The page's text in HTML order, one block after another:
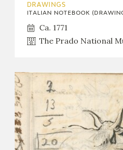
EL VIAJE DE GOYA
PREMIO ARAGÓN GOYA
DRAWINGS
ITALIAN NOTEBOOK
Ca. 1771
The Prado National